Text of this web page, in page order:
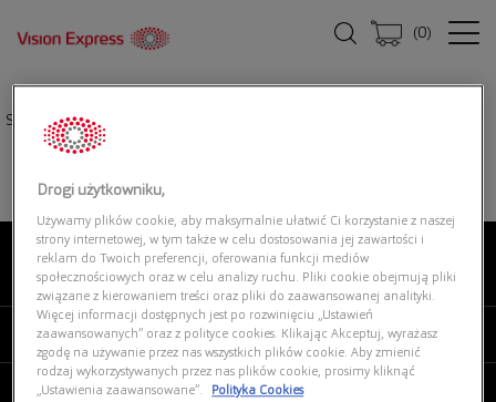
(0)
Strona główna|
O NAS
MOJE VISION EXPRESS
PRODUKTY I USŁUGI
Drogi użytkowniku,
Używamy plików cookie, aby maksymalnie ułatwić Ci korzystanie z naszej
strony internetowej, w tym także w celu dostosowania jej zawartości i
reklam do Twoich preferencji, oferowania funkcji mediów
społecznościowych oraz w celu analizy ruchu. Pliki cookie obejmują pliki
związane z kierowaniem treści oraz pliki do zaawansowanej analityki.
Więcej informacji dostępnych jest po rozwinięciu „Ustawień
zaawansowanych” oraz z polityce cookies. Klikając Akceptuj, wyrażasz
zgodę na używanie przez nas wszystkich plików cookie. Aby zmienić
rodzaj wykorzystywanych przez nas plików cookie, prosimy kliknąć
„Ustawienia zaawansowane”.
Polityka Cookies